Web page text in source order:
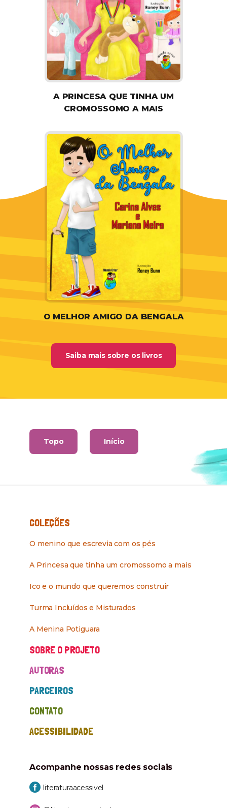
A PRINCESA QUE TINHA UM
CROMOSSOMO A MAIS
O MELHOR AMIGO DA BENGALA
Saiba mais sobre os livrosda coleção
Topo Início
COLEÇÕES
O menino que escrevia com os pés
A Princesa que tinha um cromossomo a mais
Ico e o mundo que queremos construir
Turma Incluídos e Misturados
A Menina Potiguara
SOBRE O PROJETO
AUTORAS
PARCEIROS
CONTATO
ACESSIBILIDADE
Acompanhe nossas redes sociais
literaturaacessivel